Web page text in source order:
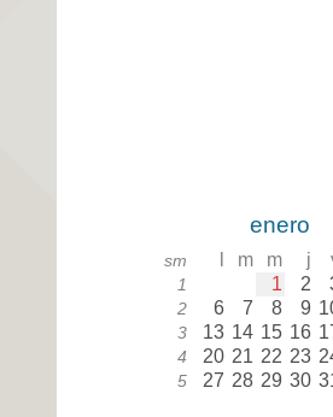
enero
sm m m j
1 1 2
2 6 7 8 9
3 13 14 15 16
4 20 21 22 23
5 27 28 29 30